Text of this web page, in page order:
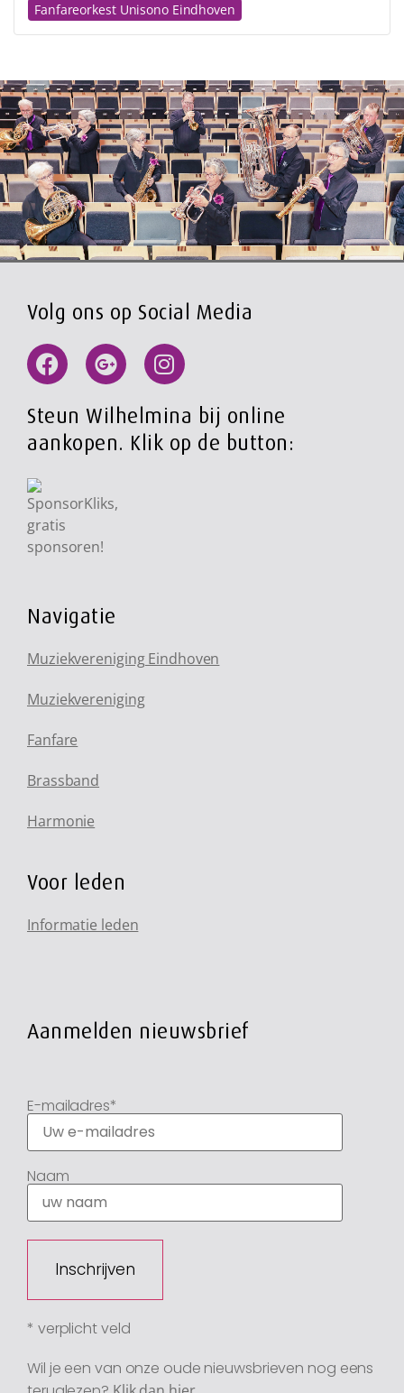
Fanfareorkest Unisono Eindhoven
Volg ons op Social Media
Steun Wilhelmina bij online
aankopen. Klik op de button:
Navigatie
Muziekvereniging Eindhoven
Muziekvereniging
Fanfare
Brassband
Harmonie
Voor leden
Informatie leden
Aanmelden nieuwsbrief
E-mailadres*
Naam
* verplicht veld
Wil je een van onze oude nieuwsbrieven nog eens